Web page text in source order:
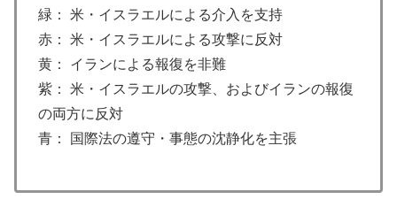
る？」日本「納豆」
▶
能性を会長が示唆！移籍金が交渉の壁に..現地サポの本
音がこれ！【海外の反応】
緑： 米・イスラエルによる介入を支持
赤： 米・イスラエルによる攻撃に反対
黄： イランによる報復を非難
紫： 米・イスラエルの攻撃、およびイランの報復
の両方に反対
青： 国際法の遵守・事態の沈静化を主張